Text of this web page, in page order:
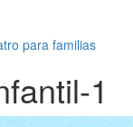
para familias
1